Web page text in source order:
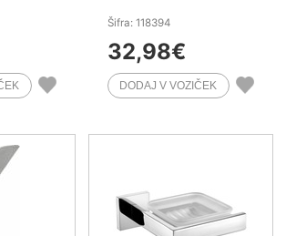
Šifra: 118394
32,98€